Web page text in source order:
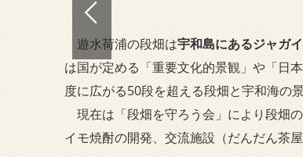
遊水荷浦の段畑は宇和島にあるジャガ
は国が定める「重要文化的景観」や「日
度に広がる50段を超える段畑と宇和海の
現在は「段畑を守ろう会」により段畑
イモ焼酎の開発、交流施設（だんだん茶